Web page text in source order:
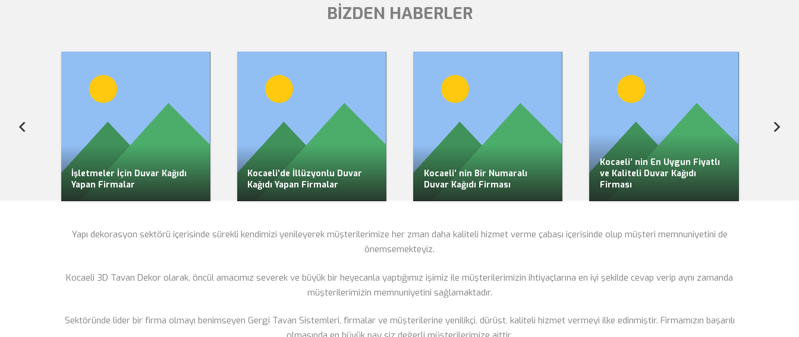
BİZDEN HABERLER
İşletmeler İçin Duvar Kağıdı
Yapan Firmalar
Kocaeli’de İllüzyonlu Duvar
Kağıdı Yapan Firmalar
Kocaeli’ nin Bir Numaralı
Duvar Kağıdı Firması
Kocaeli’ nin En Uygun Fiyatlı
ve Kaliteli Duvar Kağıdı
Firması
Yapı dekorasyon sektörü içerisinde sürekli kendimizi yenileyerek müşterilerimize her zman daha kaliteli hizmet verme çabası içerisinde olup müşteri memnuniyetini de
önemsemekteyiz.
Kocaeli 3D Tavan Dekor olarak, öncül amacımız severek ve büyük bir heyecanla yaptığımız işimiz ile müşterilerimizin ihtiyaçlarına en iyi şekilde cevap verip aynı zamanda
müşterilerimizin memnuniyetini sağlamaktadır.
Sektöründe lider bir firma olmayı benimseyen Gergi Tavan Sistemleri, firmalar ve müşterilerine yenilikçi, dürüst, kaliteli hizmet vermeyi ilke edinmiştir. Firmamızın başarılı